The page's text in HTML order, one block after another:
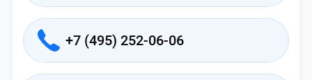
+7 (495) 252-06-06